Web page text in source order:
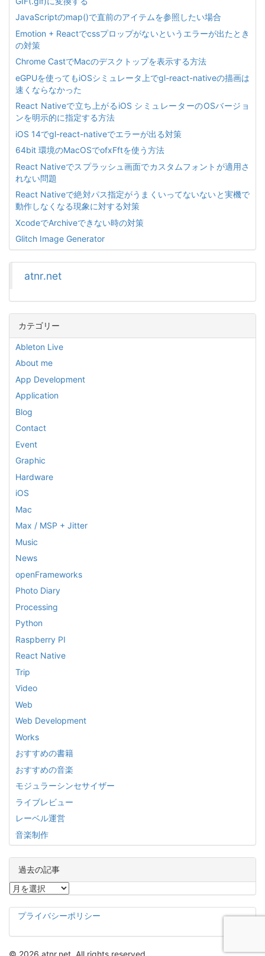
JavaScriptのmap()で直前のアイテムを参照したい場合
Emotion + Reactでcssプロップがないというエラーが出たとき
の対策
Chrome CastでMacのデスクトップを表示する方法
eGPUを使ってもiOSシミュレータ上でgl-react-nativeの描画は
速くならなかった
React Nativeで立ち上がるiOS シミュレーターのOSバージョ
ンを明示的に指定する方法
iOS 14でgl-react-nativeでエラーが出る対策
64bit 環境のMacOSでofxFftを使う方法
React Nativeでスプラッシュ画面でカスタムフォントが適用さ
れない問題
React Nativeで絶対パス指定がうまくいってないないと実機で
動作しなくなる現象に対する対策
XcodeでArchiveできない時の対策
Glitch Image Generator
atnr.net
カテゴリー
Ableton Live
About me
App Development
Application
Blog
Contact
Event
Graphic
Hardware
iOS
Mac
Max / MSP + Jitter
Music
News
openFrameworks
Photo Diary
Processing
Python
Raspberry PI
React Native
Trip
Video
Web
Web Development
Works
おすすめの書籍
おすすめの音楽
モジュラーシンセサイザー
ライブレビュー
レーベル運営
音楽制作
過去の記事
過
の
事
プライバシーポリシー